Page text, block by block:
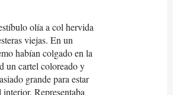
olía a col hervida
viejas. En un
habían colgado en la
un cartel coloreado y
grande para estar
interior. Representaba